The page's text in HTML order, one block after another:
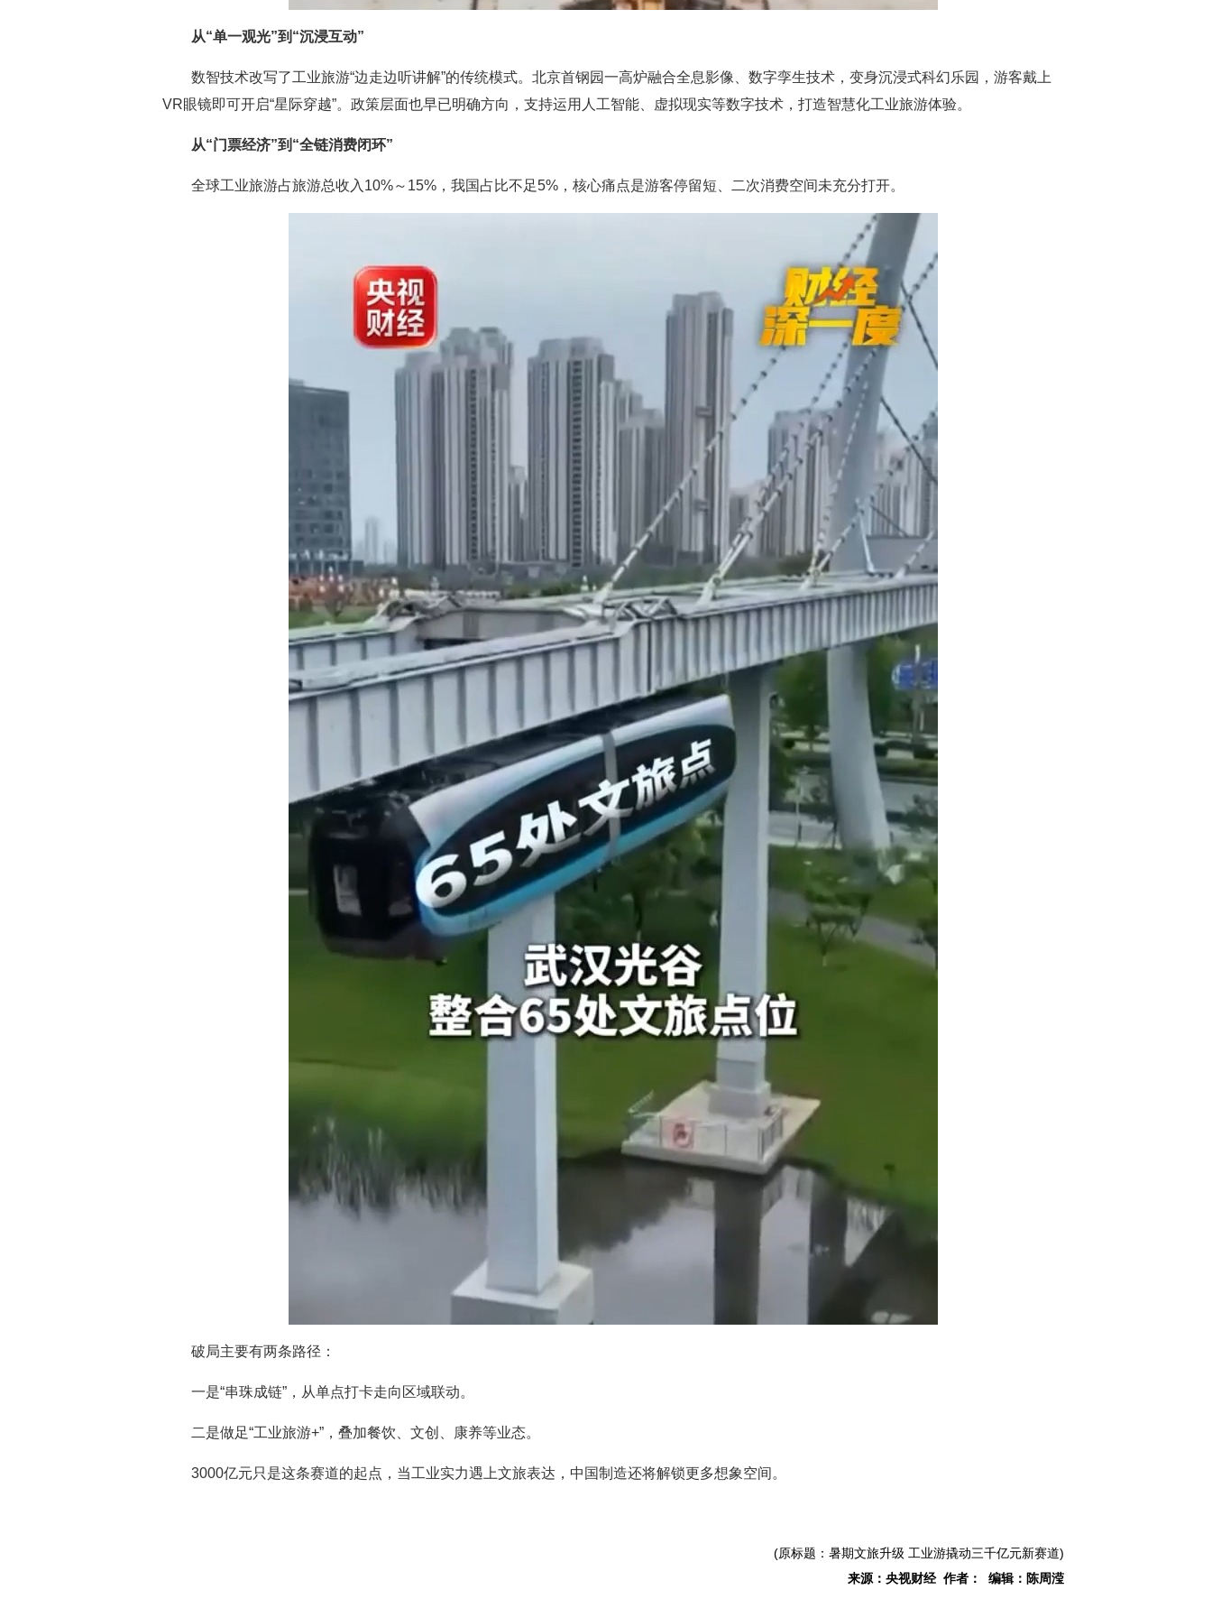
从“单一观光”到“沉浸互动”
数智技术改写了工业旅游“边走边听讲解”的传统模式。北京首钢园一高炉融合全息影像、数字孪生技术，变身沉浸式科幻乐园，游客戴上
VR眼镜即可开启“星际穿越”。政策层面也早已明确方向，支持运用人工智能、虚拟现实等数字技术，打造智慧化工业旅游体验。
从“门票经济”到“全链消费闭环”
全球工业旅游占旅游总收入10%～15%，我国占比不足5%，核心痛点是游客停留短、二次消费空间未充分打开。
破局主要有两条路径：
一是“串珠成链”，从单点打卡走向区域联动。
二是做足“工业旅游+”，叠加餐饮、文创、康养等业态。
3000亿元只是这条赛道的起点，当工业实力遇上文旅表达，中国制造还将解锁更多想象空间。
(原标题：暑期文旅升级 工业游撬动三千亿元新赛道)
来源：央视财经 作者： 编辑：陈周滢